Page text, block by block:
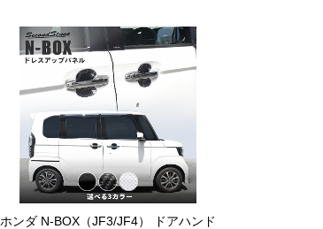
ホンダ N-BOX（JF3/JF4） ドアハンド